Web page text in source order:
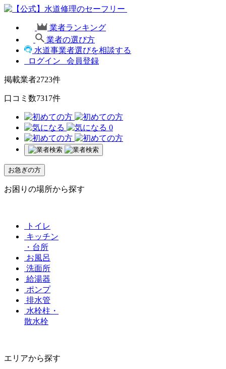
業者ランキング
業者の選び方
水道事業者選びを相談する
ログイン
会員登録
掲載業者2723件
口コミ数7317件
0
お急ぎの方
お困りの場所から探す
トイレ
キッチン
・台所
お風呂
洗面所
給湯器
ポンプ
排水管
水栓柱・
散水栓
エリアから探す